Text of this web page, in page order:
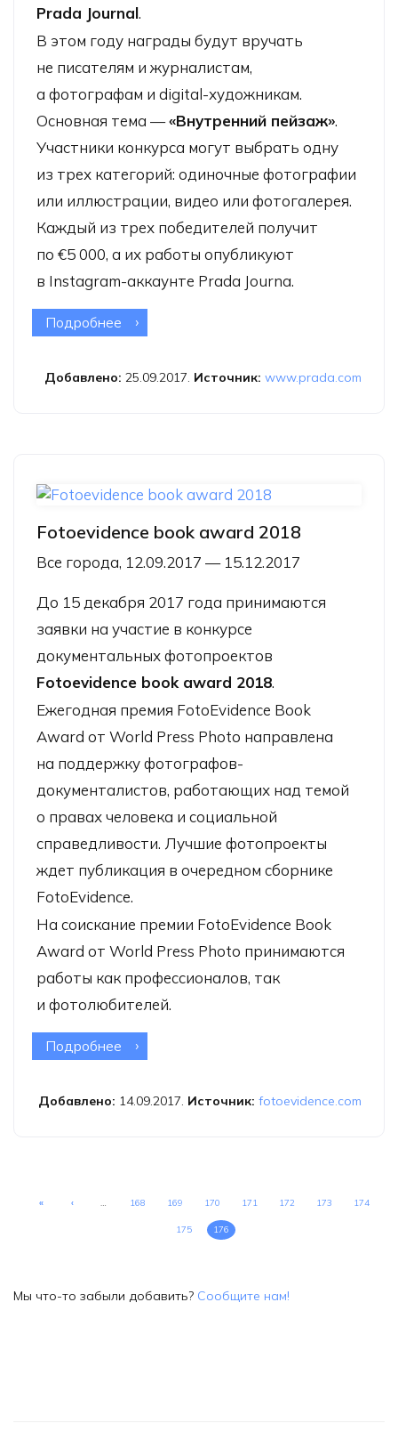
Prada Journal.
В этом году награды будут вручать
не писателям и журналистам,
а фотографам и digital-художникам.
Основная тема —«Внутренний пейзаж».
Участники конкурса могут выбрать одну
из трех категорий: одиночные фотографии
или иллюстрации, видео или фотогалерея.
Каждый из трех победителей получит
по €5 000, а их работы опубликуют
в Instagram-аккаунте Prada Journa.
Подробнее о Фотоконкурс Prada Journal
Добавлено: 25.09.2017. Источник: www.prada.com
Fotoevidence book award 2018
Все города, 12.09.2017 — 15.12.2017
До 15 декабря 2017 года принимаются
заявки на участие в конкурсе
документальных фотопроектов
Fotoevidence book award 2018.
Ежегодная премия FotoEvidence Book
Award от World Press Photo направлена
на поддержку фотографов-
документалистов, работающих над темой
о правах человека и социальной
справедливости. Лучшие фотопроекты
ждет публикация в очередном сборнике
FotoEvidence.
На соискание премии FotoEvidence Book
Award от World Press Photo принимаются
работы как профессионалов, так
и фотолюбителей.
Подробнее о Fotoevidence book award 2018
Добавлено: 14.09.2017. Источник: fotoevidence.com
« ‹ … 168 169 170 171 172 173 174
175 176
Мы что-то забыли добавить? Сообщите нам!